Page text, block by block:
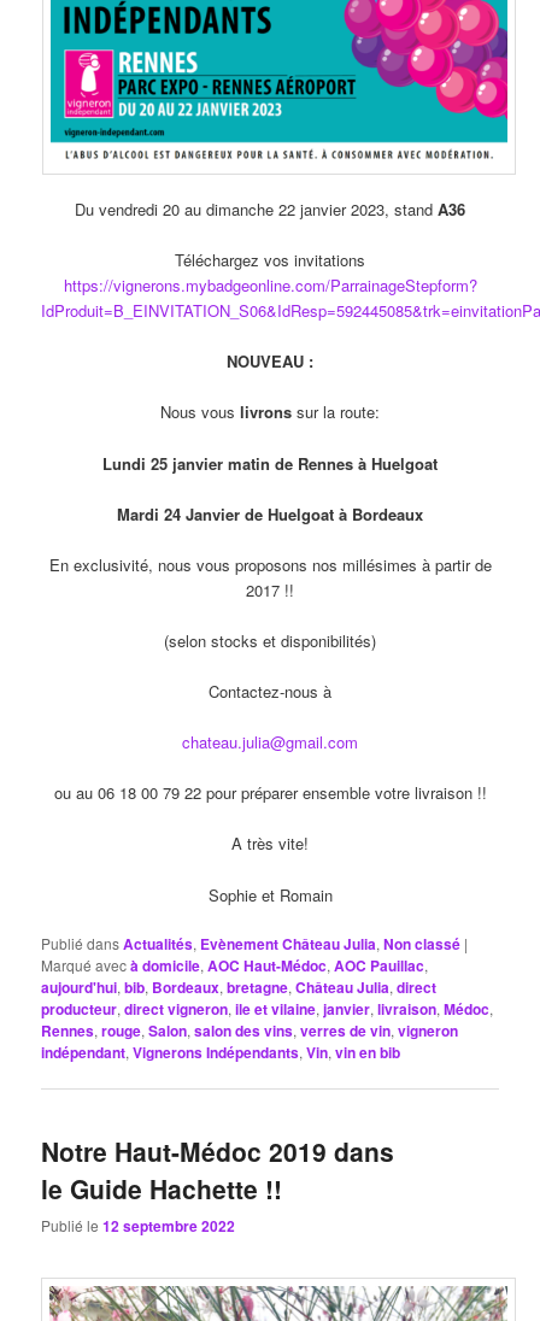
Du vendredi 20 au dimanche 22 janvier 2023, stand A36
Téléchargez vos invitations
https://vignerons.mybadgeonline.com/ParrainageStepform?
NOUVEAU :
Nous vous livrons sur la route:
Lundi 25 janvier matin de Rennes à Huelgoat
Mardi 24 Janvier de Huelgoat à Bordeaux
En exclusivité, nous vous proposons nos millésimes à partir de
2017 !!
(selon stocks et disponibilités)
Contactez-nous à
chateau.julia@gmail.com
ou au 06 18 00 79 22 pour préparer ensemble votre livraison !!
A très vite!
Sophie et Romain
Publié dansActualités, Evènement Château Julia,Non classé |
Marqué avecà domicile,AOC Haut-Médoc,AOC Pauillac,
aujourd'hui,bib, Bordeaux,bretagne,Château Julia,direct
producteur,direct vigneron,ile et vilaine,janvier,livraison,Médoc,
Rennes,rouge,Salon,salon des vins,verres de vin,vigneron
indépendant,Vignerons Indépendants,Vin,vin en bib
Notre Haut-Médoc 2019 dans
le Guide Hachette !!
Publié le12 septembre 2022